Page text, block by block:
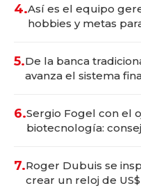
4.Así es el equipo
hobbies y metas
5.De la banca
avanza el sistema
6.Sergio Fogel con el
biotecnología:
7.Roger Dubuis se
crear un reloj de